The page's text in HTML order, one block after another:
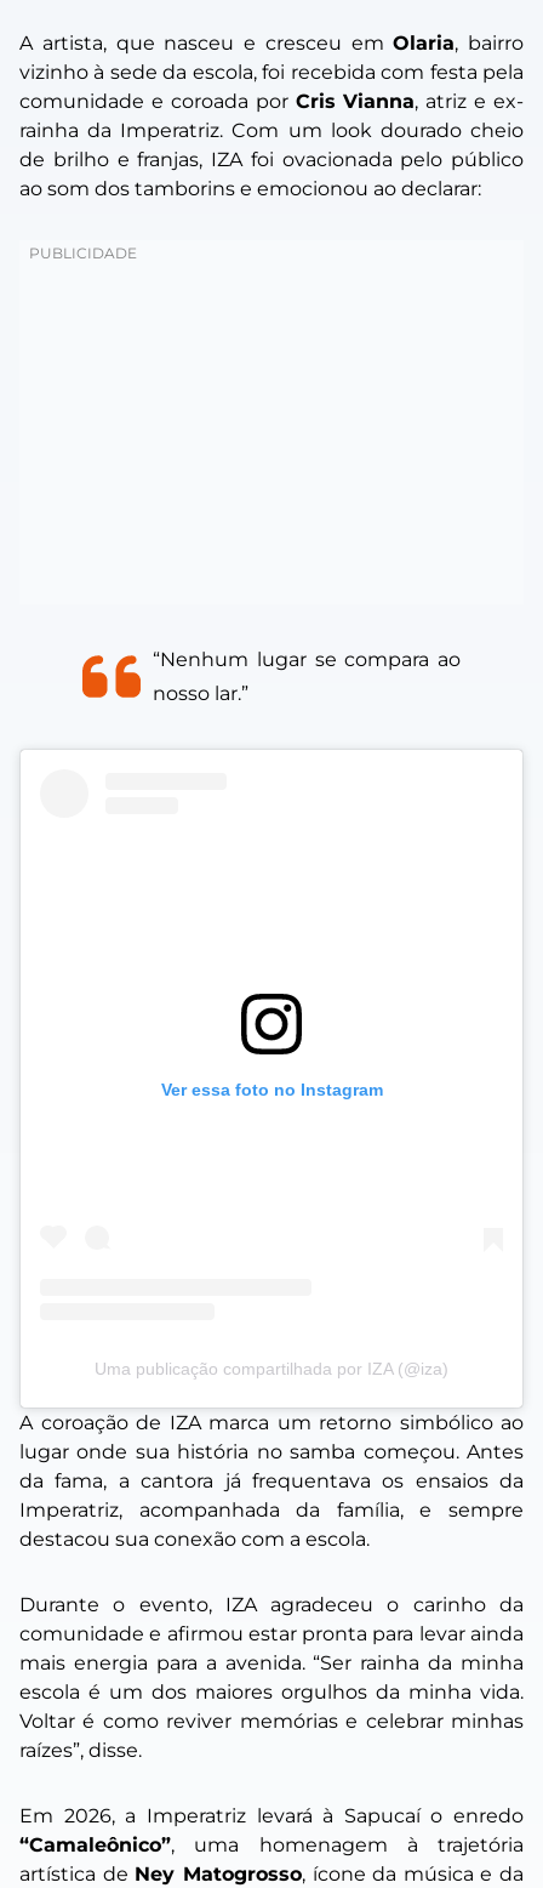
A artista, que nasceu e cresceu emOlaria, bairro
vizinho à sede da escola, foi recebida com festa pela
comunidade e coroada por Cris Vianna, atriz e ex-
rainha da Imperatriz. Com um look dourado cheio
de brilho e franjas, IZA foi ovacionada pelo público
ao som dos tamborins e emocionou ao declarar:
“Nenhum lugar se compara ao
nosso lar.”
Ver essa foto no Instagram
Uma publicação compartilhada por IZA (@iza)
A coroação de IZA marca um retorno simbólico ao
lugar onde sua história no samba começou. Antes
da fama, a cantora já frequentava os ensaios da
Imperatriz, acompanhada da família, e sempre
destacou sua conexão com a escola.
Durante o evento, IZA agradeceu o carinho da
comunidade e afirmou estar pronta para levar ainda
mais energia para a avenida. “Ser rainha da minha
escola é um dos maiores orgulhos da minha vida.
Voltar é como reviver memórias e celebrar minhas
raízes”, disse.
Em 2026, a Imperatriz levará à Sapucaí o enredo
“Camaleônico”, uma homenagem à trajetória
artística de Ney Matogrosso, ícone da música e da